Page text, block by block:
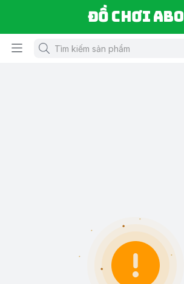
Đồ chơi ABO